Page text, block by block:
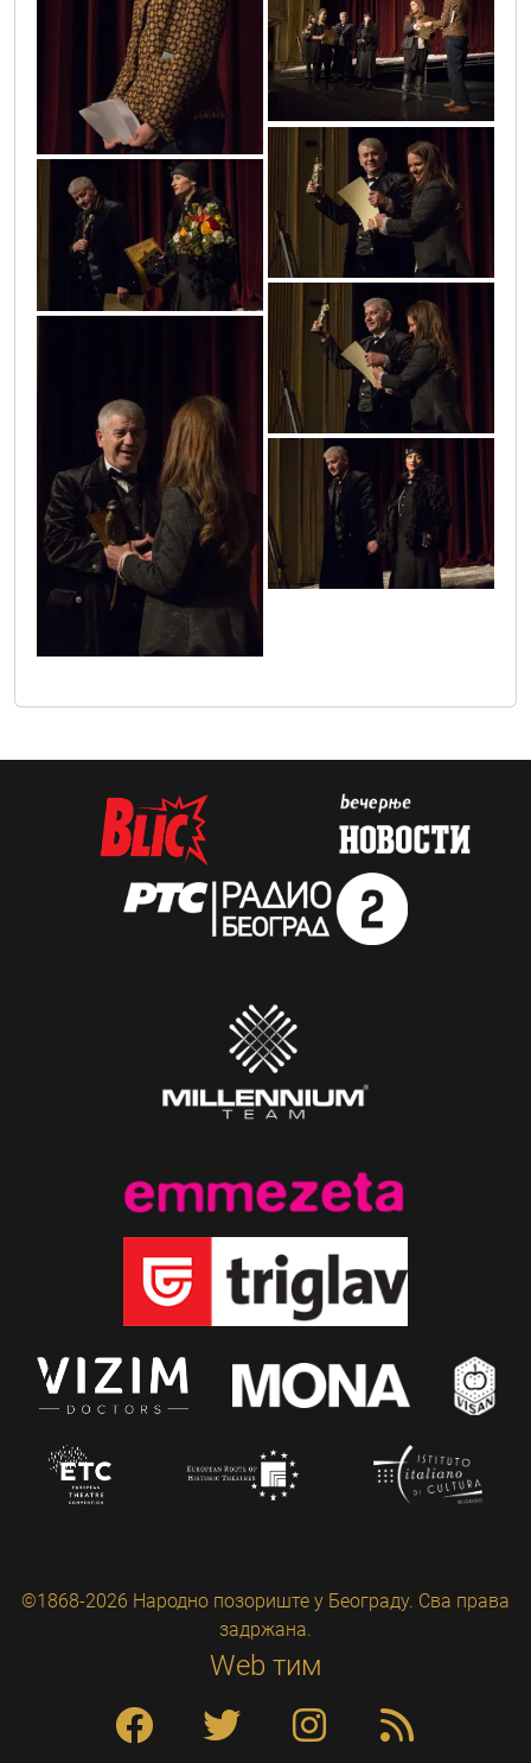
nikkaphotoworksgmail_5_copy
nikkaphotoworksgmail_10_copy
nikkaphotoworksgmail_11_copy
nikkaphotoworksgmail_9_copy
nikkaphotoworksgmail_8_copy
nikkaphotoworksgmail_3_copy
©1868-2026 Народно позориште у Београду. Сва права
задржана.
Web тим